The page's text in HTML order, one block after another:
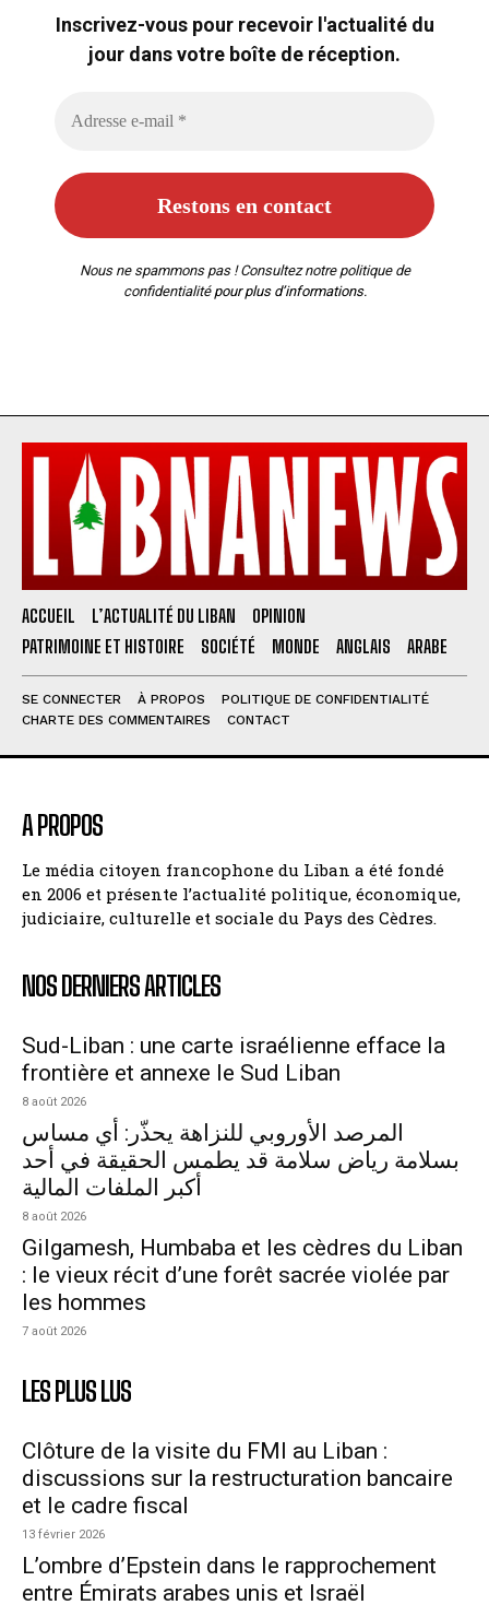
Inscrivez-vous pour recevoir l'actualité du
jour dans votre boîte de réception.
Nous ne spammons pas ! Consultez notre politique de
confidentialitépour plus d’informations.
ACCUEIL L’ACTUALITÉ DU LIBAN
OPINION
PATRIMOINE ET HISTOIRE
SOCIÉTÉ MONDE ANGLAIS ARABE
SE CONNECTER À PROPOS
POLITIQUE DE CONFIDENTIALITÉ
CHARTE DES COMMENTAIRES
CONTACT
A PROPOS
Le média citoyen francophone du Liban a été fondé
en 2006 et présente l’actualité politique, économique,
judiciaire, culturelle et sociale du Pays des Cèdres.
NOS DERNIERS ARTICLES
Sud-Liban : une carte israélienne efface la
frontière et annexe le Sud Liban
8 août 2026
المرصد الأوروبي للنزاهة يحذّر: أي مساس
بسلامة رياض سلامة قد يطمس الحقيقة في أحد
أكبر الملفات المالية
8 août 2026
Gilgamesh, Humbaba et les cèdres du Liban
: le vieux récit d’une forêt sacrée violée par
les hommes
7 août 2026
LES PLUS LUS
Clôture de la visite du FMI au Liban :
discussions sur la restructuration bancaire
et le cadre fiscal
13 février 2026
L’ombre d’Epstein dans le rapprochement
entre Émirats arabes unis et Israël